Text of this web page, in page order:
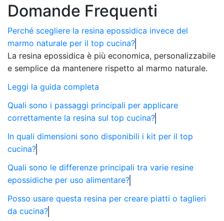
a
€1.099,99
Domande Frequenti
Perché scegliere la resina epossidica invece del
marmo naturale per il top cucina?
La resina epossidica è più economica, personalizzabile
e semplice da mantenere rispetto al marmo naturale.
Leggi la guida completa
Quali sono i passaggi principali per applicare
correttamente la resina sul top cucina?
In quali dimensioni sono disponibili i kit per il top
cucina?
Quali sono le differenze principali tra varie resine
epossidiche per uso alimentare?
Posso usare questa resina per creare piatti o taglieri
da cucina?